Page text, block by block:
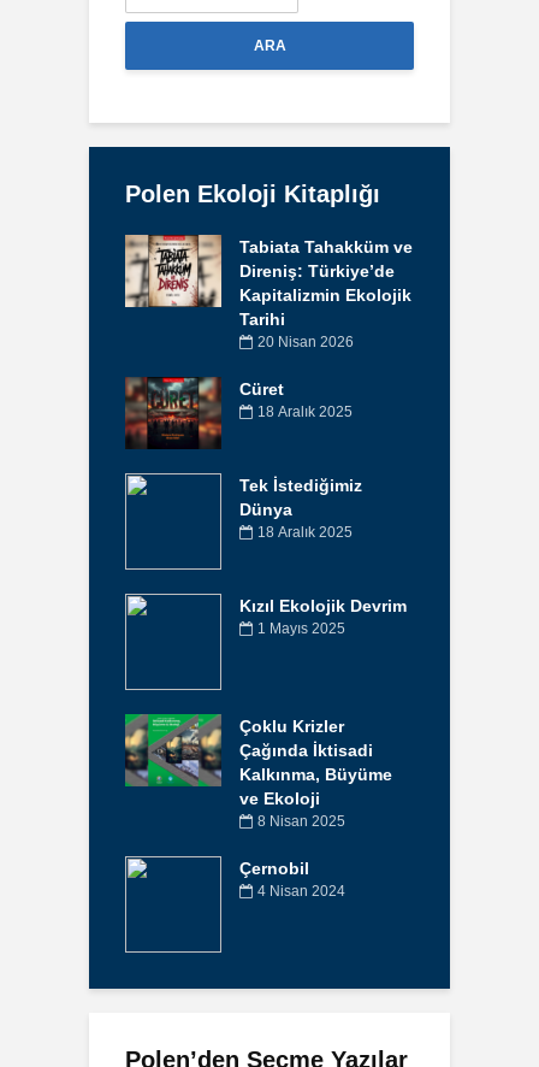
ARA
Polen Ekoloji Kitaplığı
Tabiata Tahakküm ve
Direniş: Türkiye’de
Kapitalizmin Ekolojik
Tarihi
20 Nisan 2026
Cüret
18 Aralık 2025
Tek İstediğimiz
Dünya
18 Aralık 2025
Kızıl Ekolojik Devrim
1 Mayıs 2025
Çoklu Krizler
Çağında İktisadi
Kalkınma, Büyüme
ve Ekoloji
8 Nisan 2025
Çernobil
4 Nisan 2024
Polen’den Seçme Yazılar